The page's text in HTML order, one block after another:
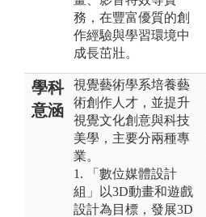
務，在豐富優質的創
作經驗與學習環境中
成長茁壯。
學科
意涵
視覺藝術學系培養藝
術創作人才，並提升
視覺文化創意與科技
美學，主要分兩種專
業。
1. 「數位媒體設計
組」以3D動畫和遊戲
設計為目標，發展3D